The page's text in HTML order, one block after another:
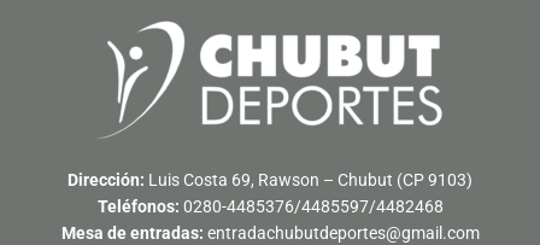
Dirección: Luis Costa 69, Rawson – Chubut (CP 9103)
Teléfonos: 0280-4485376/4485597/4482468
Mesa de entradas: entradachubutdeportes@gmail.com